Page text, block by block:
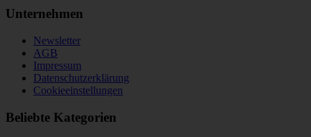
Unternehmen
Newsletter
AGB
Impressum
Datenschutzerklärung
Cookieeinstellungen
Beliebte Kategorien